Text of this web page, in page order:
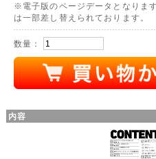
※電子版のページデータとなりま
は一部差し替えられております。
数量：
内容